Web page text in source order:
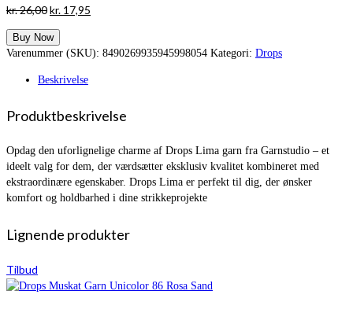
kr.26,00Den
pris
var:
kr. 17,95
er:
Buy Now
Varenummer (SKU): 8490269935945998054 Kategori: Drops
Beskrivelse
Produktbeskrivelse
Opdag den uforlignelige charme af Drops Lima garn fra Garnstudio – et
ideelt valg for dem, der værdsætter eksklusiv kvalitet kombineret med
ekstraordinære egenskaber. Drops Lima er perfekt til dig, der ønsker
komfort og holdbarhed i dine strikkeprojekte
Lignende produkter
Tilbud